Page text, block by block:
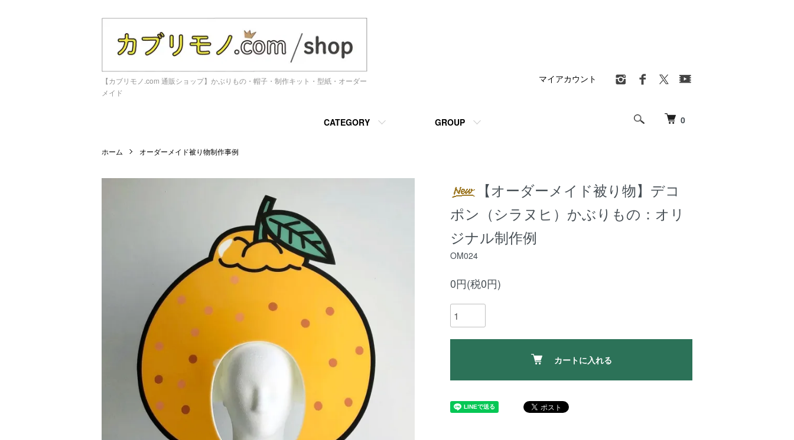
【カブリモノ.com 通販ショップ】かぶりもの・帽子・制作キット・型紙・オーダー
メイド
0
CATEGORY GROUP
マイアカウント
ホーム オーダーメイド被り物制作事例
【オーダーメイド被り物】デコ
ポン（シラヌヒ）かぶりもの：オリ
ジナル制作例
OM024
0円(税0円)
カートに入れる